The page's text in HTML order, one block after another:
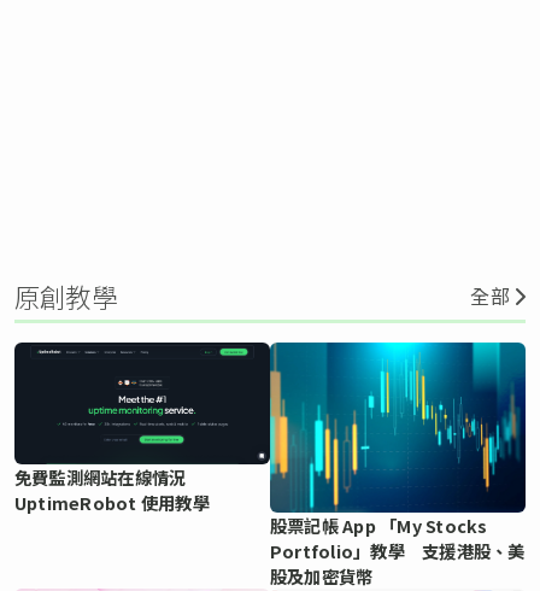
原創教學 全部
免費監測網站在線情況
UptimeRobot 使用教學
股票記帳 App 「My Stocks
Portfolio」教學 支援港股、美
股及加密貨幣